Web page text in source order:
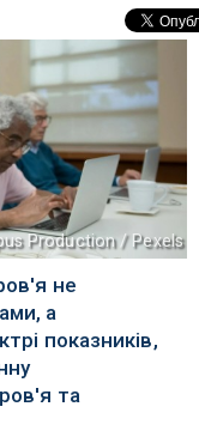
Production / Pexels
не
а
показників,
та